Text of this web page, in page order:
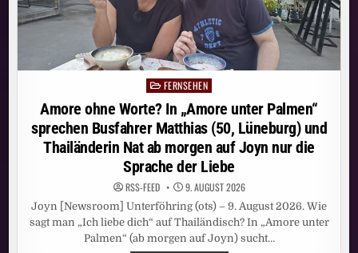
WETTERAUKREIS
Posted
in
FERNSEHEN
Amore ohne Worte? In „Amore unter Palmen“
sprechen Busfahrer Matthias (50, Lüneburg) und
Thailänderin Nat ab morgen auf Joyn nur die
Sprache der Liebe
RSS-FEED 9. AUGUST 2026
Joyn [Newsroom] Unterföhring (ots) – 9. August 2026. Wie
sagt man „Ich liebe dich“ auf Thailändisch? In „Amore unter
Palmen“ (ab morgen auf Joyn) sucht…